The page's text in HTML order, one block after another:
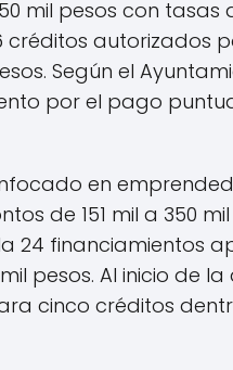
mil pesos con tasas
créditos autorizados
Según el
por el pago
en
de 151 mil a 350 mil
24 financiamientos
pesos. Al inicio de
cinco créditos